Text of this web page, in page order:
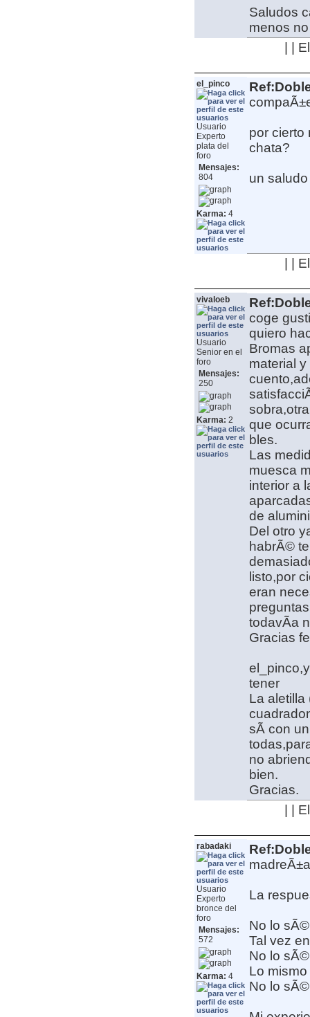
Saludos
menos
| |
el_pinco
Usuario
Experto
plata del
foro
Mensajes:
804
Karma: 4
por cierto
chata?
un
| |
vivaloeb
Usuario
Senior en el
foro
Mensajes:
250
Karma: 2
coge
quiero
Bromas
material
que
bles.
Las
muesca
interior a
de
Del otro
habrÃ©
listo,por
eran
todavÃ­a
Gracias
tener
La aletilla
sÃ­ con
no
bien.
Gracias.
| |
rabadaki
Usuario
Experto
bronce del
foro
Mensajes:
572
Karma: 4
La
No lo
Tal vez
No lo
Lo
No lo